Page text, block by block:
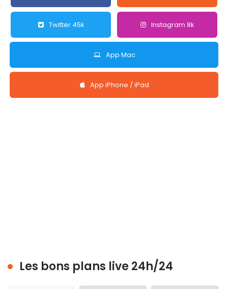
Twitter 45k Instagram 8k
App Mac
App iPhone / iPad
Les bons plans live 24h/24